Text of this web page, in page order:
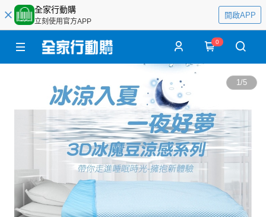
全家行動購
立刻使用官方APP
開啟APP
0
1/5